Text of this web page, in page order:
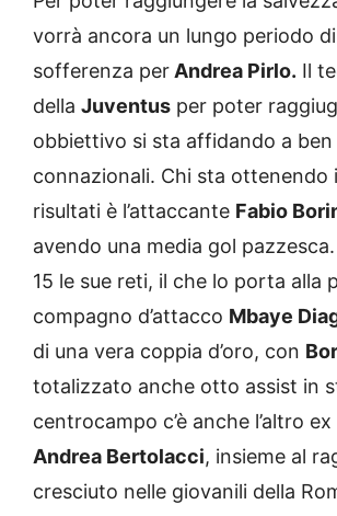
vorrà ancora un lungo periodo
sofferenza per Andrea Pirlo. Il
della Juventus per poter
obbiettivo si sta affidando a ben
connazionali. Chi sta ottenendo
risultati è l’attaccante Fabio
avendo una media gol
15 le sue reti, il che lo porta alla
compagno d’attacco Mbaye
di una vera coppia d’oro, con
totalizzato anche otto assist in
centrocampo c’è anche l’altro
Andrea Bertolacci, insieme al
cresciuto nelle giovanili della